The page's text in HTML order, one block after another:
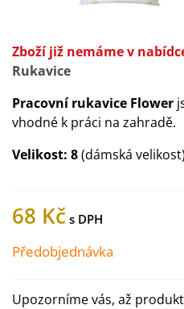
Zboží již nemáme v
Rukavice
Pracovní rukavice Flower
vhodné k práci na zahradě.
Velikost: 8(dámská velikost)
68 Kč
Předobjednávka
Upozorníme vás, až